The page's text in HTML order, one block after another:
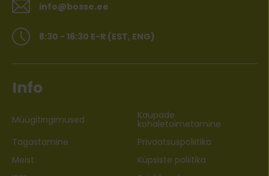
info@bosse.ee
8:30 - 16:30 E-R (EST, ENG)
Info
Müügitingimused Kaupade
kohaletoimetamine
Tagastamine
Privaatsuspoliitika
Meist
Küpsiste poliitika